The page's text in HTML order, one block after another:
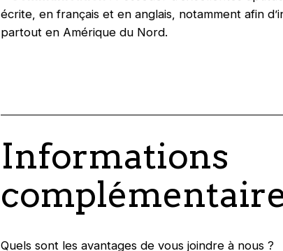
écrite, en français et en anglais, notamment afin
partout en Amérique du Nord.
Informations
Quels sont les avantages de vous joindre à nous ?